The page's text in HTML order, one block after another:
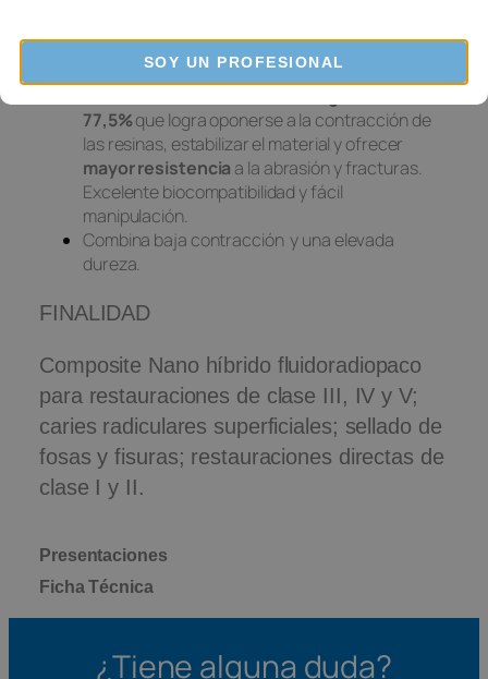
Sobre el Producto
77,5%que logra oponerse a la contracción de
las resinas, estabilizar el material y ofrecer
mayor resistencia a la abrasión y fracturas.
Excelente biocompatibilidad y fácil
manipulación.
Combina baja contracción y una elevada
dureza.
FINALIDAD
Composite Nano híbrido fluidoradiopaco
para restauraciones de clase III, IV y V;
caries radiculares superficiales; sellado de
fosas y fisuras; restauraciones directas de
clase I y II.
Presentaciones
Ficha Técnica
¿Tiene alguna duda?
SOY UN PROFESIONAL